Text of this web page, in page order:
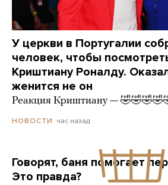
У церкви в Португалии
человек, чтобы
Криштиану Роналду.
женится не он
Реакция Криштиану —
НОВОСТИ час назад
Говорят, баня помогает
Это правда?